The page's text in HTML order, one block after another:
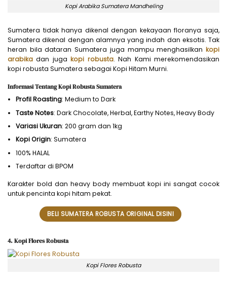
Kopi Arabika Sumatera Mandheling
Sumatera tidak hanya dikenal dengan kekayaan floranya saja,
Sumatera dikenal dengan alamnya yang indah dan eksotis. Tak
heran bila dataran Sumatera juga mampu menghasilkan kopi
arabika dan jugakopi robusta. Nah Kami merekomendasikan
kopi robusta Sumatera sebagai Kopi Hitam Murni.
Informasi Tentang Kopi Robusta Sumatera
Profil Roasting: Medium to Dark
Taste Notes: Dark Chocolate, Herbal, Earthy Notes, Heavy Body
Variasi Ukuran: 200 gram dan 1kg
Kopi Origin: Sumatera
100% HALAL
Terdaftar di BPOM
Karakter bold dan heavy body membuat kopi ini sangat cocok
untuk pencinta kopi hitam pekat.
BELI SUMATERA ROBUSTA ORIGINAL DISINI
4. Kopi Flores Robusta
Kopi Flores Robusta